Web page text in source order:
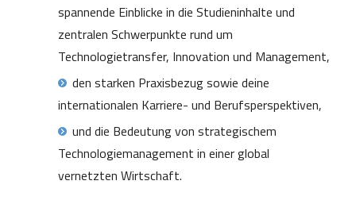
spannende Einblicke in die Studieninhalte und
zentralen Schwerpunkte rund um
Technologietransfer, Innovation und Management,
den starken Praxisbezug sowie deine
internationalen Karriere- und Berufsperspektiven,
und die Bedeutung von strategischem
Technologiemanagement in einer global
vernetzten Wirtschaft.